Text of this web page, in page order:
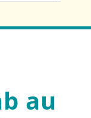
au